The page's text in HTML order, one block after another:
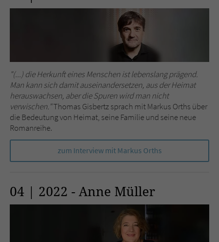
"(...) die Herkunft eines Menschen ist lebenslang prägend.
Man kann sich damit auseinandersetzen, aus der Heimat
herauswachsen, aber die Spuren wird man nicht
verwischen."Thomas Gisbertz sprach mit Markus Orths über
die Bedeutung von Heimat, seine Familie und seine neue
Romanreihe.
zum Interview mit Markus Orths
04 | 2022 - Anne Müller